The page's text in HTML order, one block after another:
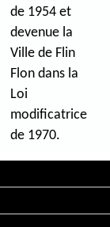
de 1954 et
devenue la
Ville de Flin
Flon dans la
Loi
modificatrice
de 1970.